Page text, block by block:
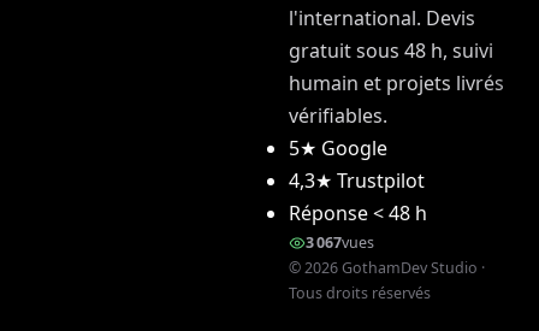
l'international. Devis
gratuit sous 48 h, suivi
humain et projets livrés
vérifiables.
5★ Google
4,3★ Trustpilot
Réponse < 48 h
3 067vues
©2026GothamDev Studio ·
Tous droits réservés